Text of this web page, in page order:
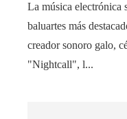
La música electrónica
baluartes más
creador sonoro galo,
"Nightcall", l...